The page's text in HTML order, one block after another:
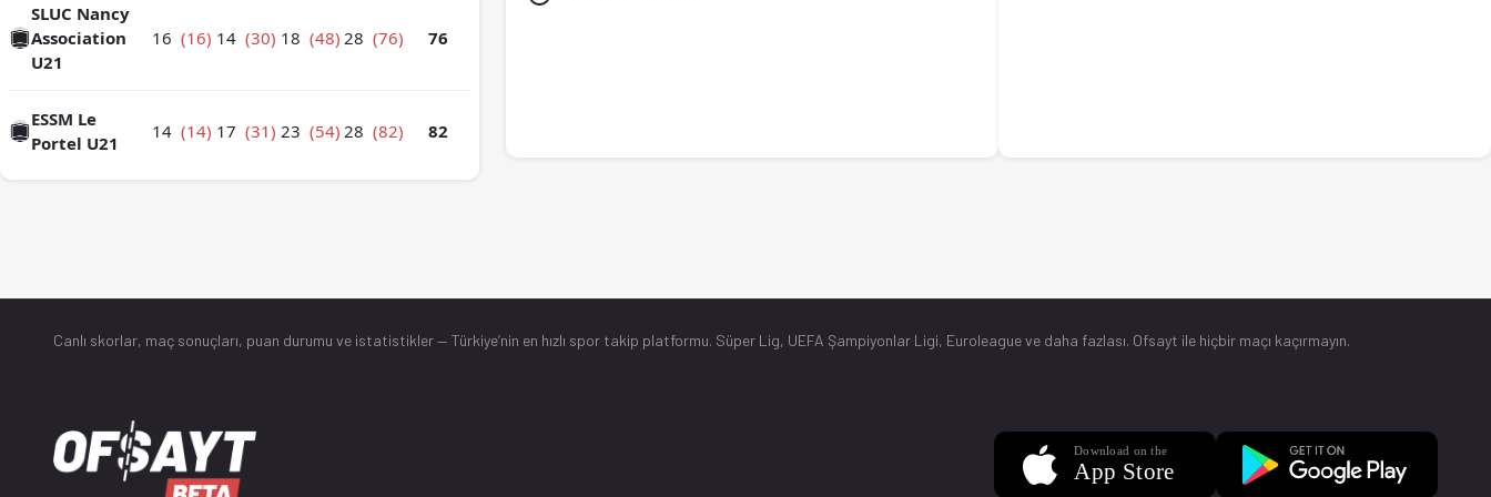
SLUC Nancy
Association
U21
16 (16) 14 (30) 18 (48) 28 (76) 76
ESSM Le
Portel U21
14 (14) 17 (31) 23 (54) 28 (82) 82
Canlı skorlar, maç sonuçları, puan durumu ve istatistikler — Türkiye’nin en hızlı spor takip platformu. Süper Lig, UEFA Şampiyonlar Ligi, Euroleague ve daha fazlası. Ofsayt ile hiçbir maçı kaçırmayın.